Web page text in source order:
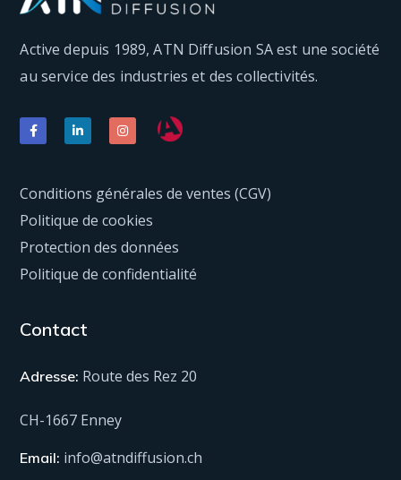
Active depuis 1989, ATN Diffusion SA est une société
au service des industries et des collectivités.
Conditions générales de ventes (CGV)
Politique de cookies
Protection des données
Politique de confidentialité
Contact
Adresse: Route des Rez 20
CH-1667 Enney
Email: info@atndiffusion.ch